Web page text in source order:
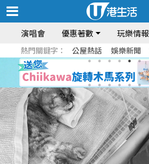
演唱會 優惠著數 玩樂情報
熱門關鍵字： 公屋熱話 娛樂新聞